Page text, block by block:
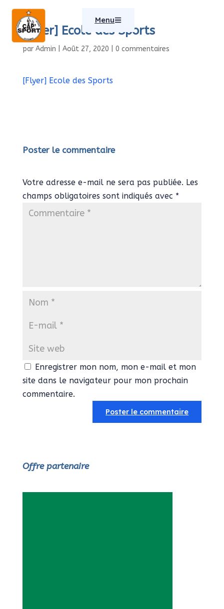
Menu
[Flyer] Ecole des Sports
par Admin Août 27, 2020 0 commentaires
[Flyer] Ecole des Sports
Poster le commentaire
Votre adresse e-mail ne sera pas publiée. Les
champs obligatoires sont indiqués avec *
Enregistrer mon nom, mon e-mail et mon
site dans le navigateur pour mon prochain
commentaire.
Offre partenaire